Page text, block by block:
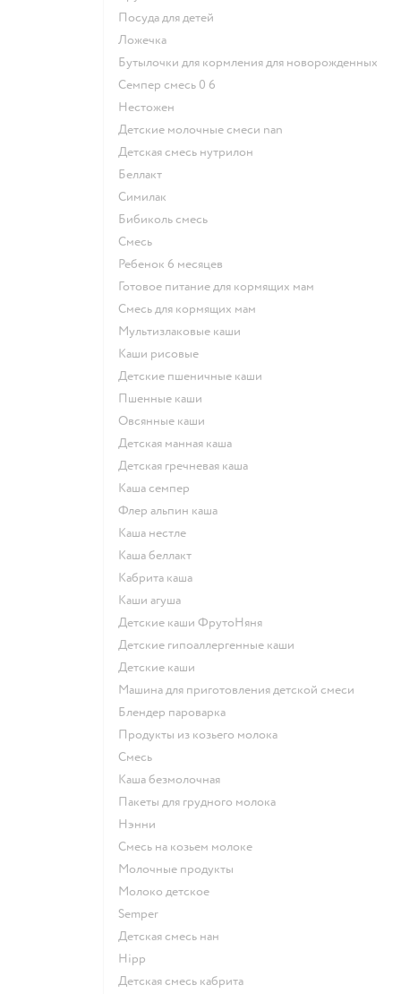
посуда для детей
ложечка
бутылочки для кормления для новорожденных
семпер смесь 0 6
нестожен
Детские молочные смеси nan
детская смесь нутрилон
беллакт
симилак
бибиколь смесь
смесь
ребенок 6 месяцев
готовое питание для кормящих мам
смесь для кормящих мам
Мультизлаковые каши
Каши рисовые
Детские пшеничные каши
Пшенные каши
овсянные каши
детская манная каша
детская гречневая каша
каша семпер
флер альпин каша
каша нестле
каша беллакт
кабрита каша
каши агуша
Детские каши ФрутоНяня
Детские гипоаллергенные каши
детские каши
машина для приготовления детской смеси
блендер пароварка
продукты из козьего молока
смесь
каша безмолочная
пакеты для грудного молока
нэнни
смесь на козьем молоке
молочные продукты
молоко детское
semper
детская смесь нан
hipp
детская смесь кабрита